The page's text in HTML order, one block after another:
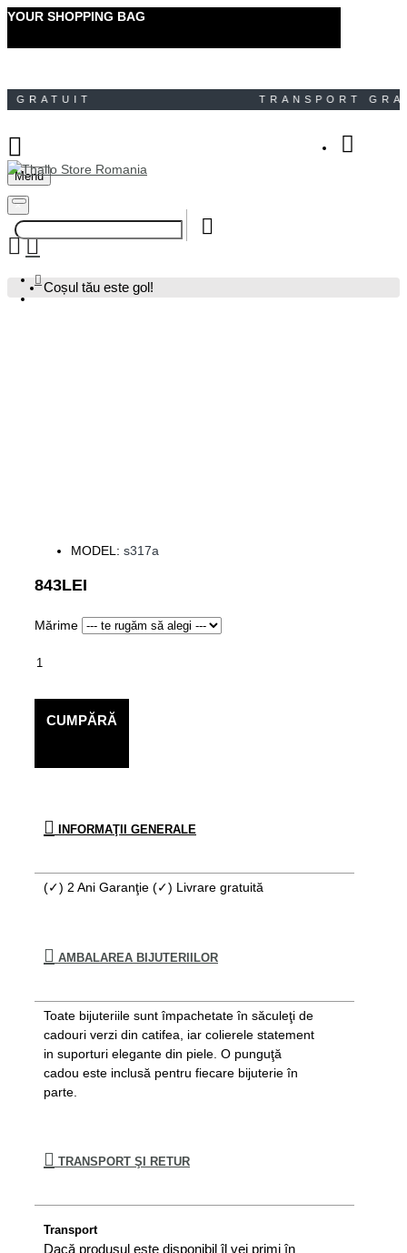
YOUR SHOPPING BAG
TRANSPORT
Menu
×
Coșul tău este gol!
843LEI
MODEL: s317a
Mărime
CUMPĂRĂ
INFORMAŢII GENERALE
(✓) 2 Ani Garanţie (✓) Livrare gratuită
AMBALAREA BIJUTERIILOR
Toate bijuteriile sunt împachetate în săculeţi de
cadouri verzi din catifea, iar colierele statement
in suporturi elegante din piele. O punguţă
cadou este inclusă pentru fiecare bijuterie în
parte.
TRANSPORT ŞI RETUR
Transport
Dacă produsul este disponibil îl vei primi în